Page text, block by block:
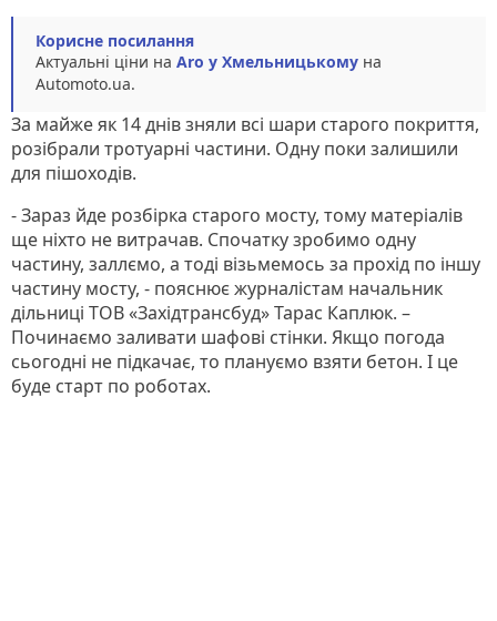
Корисне посилання
Актуальні ціни на Aro у Хмельницькому на
Automoto.ua.
За майже як 14 днів зняли всі шари старого покриття,
розібрали тротуарні частини. Одну поки залишили
для пішоходів.
- Зараз йде розбірка старого мосту, тому матеріалів
ще ніхто не витрачав. Спочатку зробимо одну
частину, заллємо, а тоді візьмемось за прохід по іншу
частину мосту, - пояснює журналістам начальник
дільниці ТОВ «Західтрансбуд» Тарас Каплюк. –
Починаємо заливати шафові стінки. Якщо погода
сьогодні не підкачає, то плануємо взяти бетон. І це
буде старт по роботах.